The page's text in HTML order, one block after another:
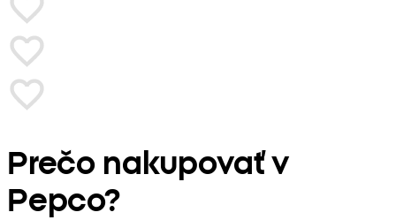
Prečo nakupovať v
Pepco?